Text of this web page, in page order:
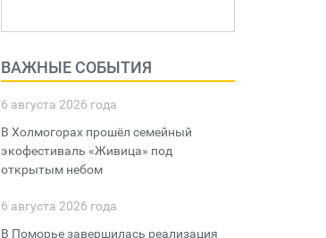
ВАЖНЫЕ СОБЫТИЯ
6 августа 2026 года
В Холмогорах прошёл семейный
экофестиваль «Живица» под
открытым небом
6 августа 2026 года
В Поморье завершилась реализация